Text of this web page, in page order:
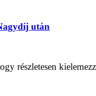
után
részletesen